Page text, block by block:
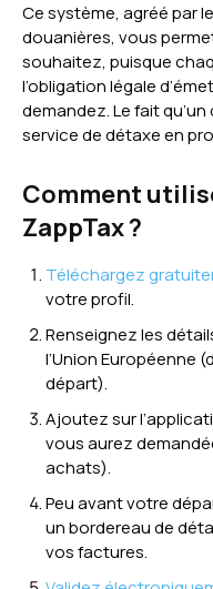
Ce système, agréé par
douanières, vous
souhaitez, puisque
l’obligation légale
demandez. Le fait
service de détaxe en
Comment
ZappTax ?
Téléchargez
votre profil.
Renseignez les
l’Union Européenne
départ).
Ajoutez sur
vous aurez
achats).
Peu avant votre
un bordereau de
vos factures.